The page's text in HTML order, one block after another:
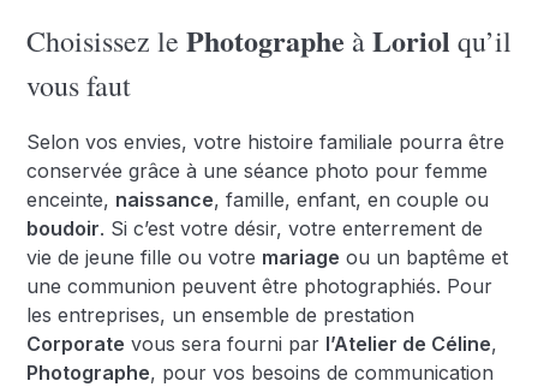
Choisissez le Photographe àLoriol qu’il
vous faut
Selon vos envies, votre histoire familiale pourra être
conservée grâce à une séance photo pour femme
enceinte, naissance, famille, enfant, en couple ou
boudoir. Si c’est votre désir, votre enterrement de
vie de jeune fille ou votre mariage ou un baptême et
une communion peuvent être photographiés. Pour
les entreprises, un ensemble de prestation
Corporate vous sera fourni par l’Atelier de Céline,
Photographe, pour vos besoins de communication